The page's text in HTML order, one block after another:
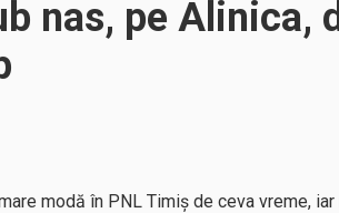
nas, pe Alinica,
modă în PNL Timiș de ceva vreme,